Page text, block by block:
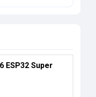
ESP32 Super